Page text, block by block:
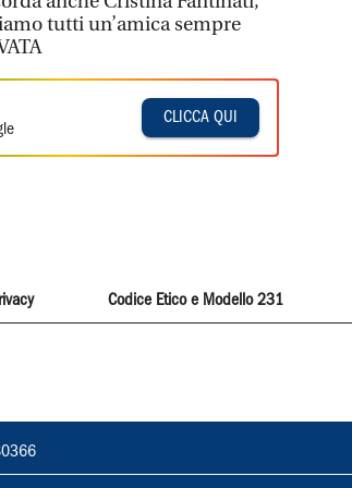
tutti un’amica sempre
CLICCA QUI
Codice Etico e Modello 231